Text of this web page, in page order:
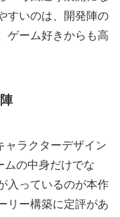
すいのは、開発陣の
ゲーム好きからも高
ャラクターデザイン
ムの中身だけでな
入っているのが本作
リー構築に定評があ